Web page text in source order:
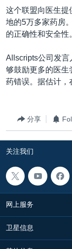
这个联盟向医生提
地的5万多家药房
的正确性和安全性
Allscripts公司发言
够鼓励更多的医生
药错误。据估计，
分享
关注我们
网上服务
卫星信息